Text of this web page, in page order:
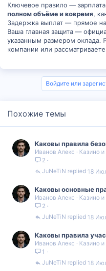
Ключевое правило —
полном объёме и вовремя,
Задержка выплат — прямое
Ваша главная защита —
указанным размером оклада.
компании или
Войдите или
Похожие темы
Каковы правила
Иванов Алекс
Казино
2
18
JuNeTiN
Каковы основные
Иванов Алекс
Казино
2
18
JuNeTiN
Каковы правила
Иванов Алекс
Казино
1
18
JuNeTiN